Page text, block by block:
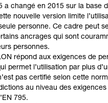
comprendre ce complément
ces techniques nécessite une
et un entraînement spécifique.
professionnel votre capacité à
seul, en toute sécurité,
en autonomie.
des exemples de
votre activité. Il peut en exister
ne décrivons pas ici.
a changé en 2015 sur la base
nouvelle version limite
personne. Ce cadre peut
ancrages qui sont
personnes.
répond aux exigences de
permet l’utilisation par plus
pas certifié selon cette
au niveau des exigences
795.